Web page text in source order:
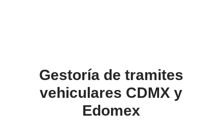
Gestoría de tramites
vehiculares CDMX y
Edomex​